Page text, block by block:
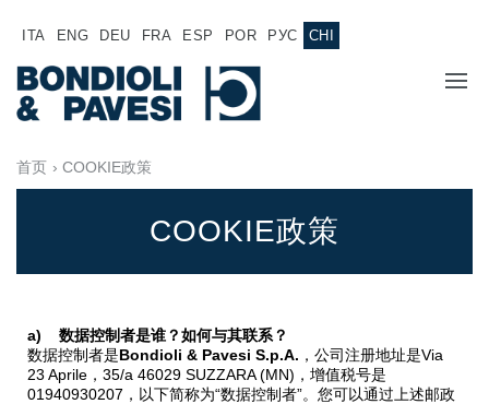
ITA ENG DEU FRA ESP POR РУС CHI
主页
销售网络
诚聘英才
齿轮变速箱
专为 Bondioli & Pavesi 制造的齿轮变速箱
平行轴齿轮变速箱
首页 › COOKIE政策
COOKIE政策
a) 数据控制者是谁？如何与其联系？
数据控制者是Bondioli & Pavesi S.p.A. ，公司注册地址是Via
23 Aprile，35/a 46029 SUZZARA (MN)，增值税号是
01940930207，以下简称为“数据控制者”。您可以通过上述邮政